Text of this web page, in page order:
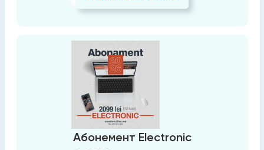
Абонемент Electronic